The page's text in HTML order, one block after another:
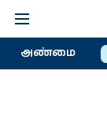
அண்மை